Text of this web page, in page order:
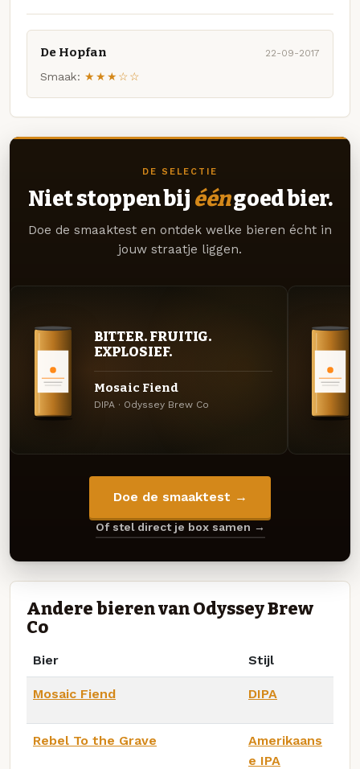
De Hopfan 22-09-2017
Smaak: ★★★☆☆
DE SELECTIE
Niet stoppen bij ééngoed bier.
Doe de smaaktest en ontdek welke bieren écht in
jouw straatje liggen.
BITTER. FRUITIG.
EXPLOSIEF.
Mosaic Fiend
DIPA · Odyssey Brew Co
Doe de smaaktest →
Of stel direct je box samen →
Andere bieren van Odyssey Brew
Co
Bier Stijl
Mosaic Fiend DIPA
Rebel To the Grave
Amerikaans
e IPA